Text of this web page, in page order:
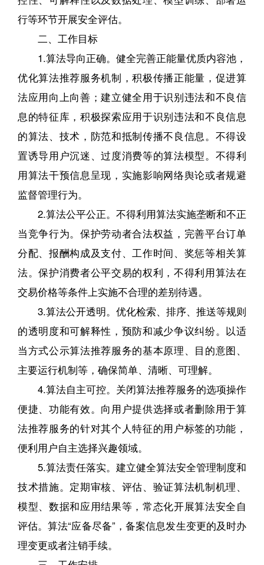
行等环节开展安全评估。
二、工作目标
1.算法导向正确。健全完善正能量优质内容池，
优化算法推荐服务机制，积极传播正能量，促进算
法应用向上向善；建立健全用于识别违法和不良信
息的特征库，积极探索应用于识别违法和不良信息
的算法、技术，防范和抵制传播不良信息。不得设
置诱导用户沉迷、过度消费等的算法模型。不得利
用算法干预信息呈现，实施影响网络舆论或者规避
监督管理行为。
2.算法公平公正。不得利用算法实施垄断和不正
当竞争行为。保护劳动者合法权益，完善平台订单
分配、报酬构成及支付、工作时间、奖惩等相关算
法。保护消费者公平交易的权利，不得利用算法在
交易价格等条件上实施不合理的差别待遇。
3.算法公开透明。优化检索、排序、推送等规则
的透明度和可解释性，预防和减少争议纠纷。以适
当方式公示算法推荐服务的基本原理、目的意图、
主要运行机制等，确保简单、清晰、可理解。
4.算法自主可控。关闭算法推荐服务的选项操作
便捷、功能有效。向用户提供选择或者删除用于算
法推荐服务的针对其个人特征的用户标签的功能，
便利用户自主选择兴趣领域。
5.算法责任落实。建立健全算法安全管理制度和
技术措施。定期审核、评估、验证算法机制机理、
模型、数据和应用结果等，常态化开展算法安全自
评估。算法“应备尽备”，备案信息发生变更的及时办
理变更或者注销手续。